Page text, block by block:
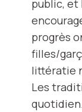
public, et
progrès
filles/
littératie
Les